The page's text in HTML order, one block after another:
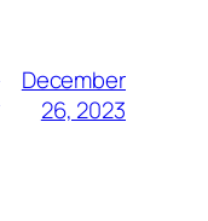
December
26, 2023